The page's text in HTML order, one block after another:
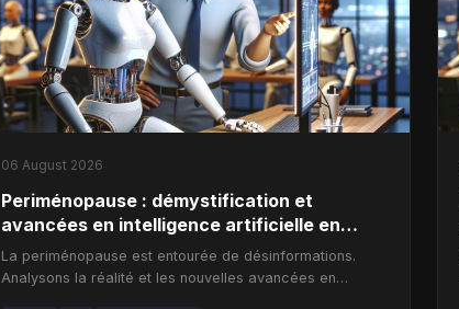
06 August 2026
Periménopause : démystification et
avancées en intelligence artificielle en
Chine
La periménopause est entourée de désinformations.
Analysons la réalité et les nouvelles avancées en